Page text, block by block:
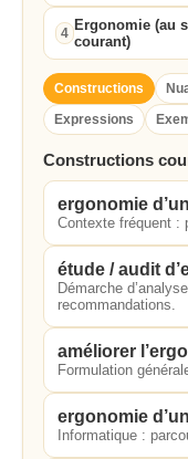
4 Ergonomie (au
courant)
Constructions
Expressions
Constructions
ergonomie
Contexte fréquent :
étude / audit
Démarche
recommandations.
améliorer
Formulation
ergonomie
Informatique :